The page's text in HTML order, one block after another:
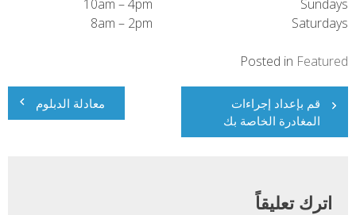
Sundays
10am – 4pm
Saturdays
8am – 2pm
Posted in Featured
تصفّح
المقالات
معادلة الدبلوم
قم بإعداد إجراءات
المغادرة الخاصة بك
اترك تعليقاً